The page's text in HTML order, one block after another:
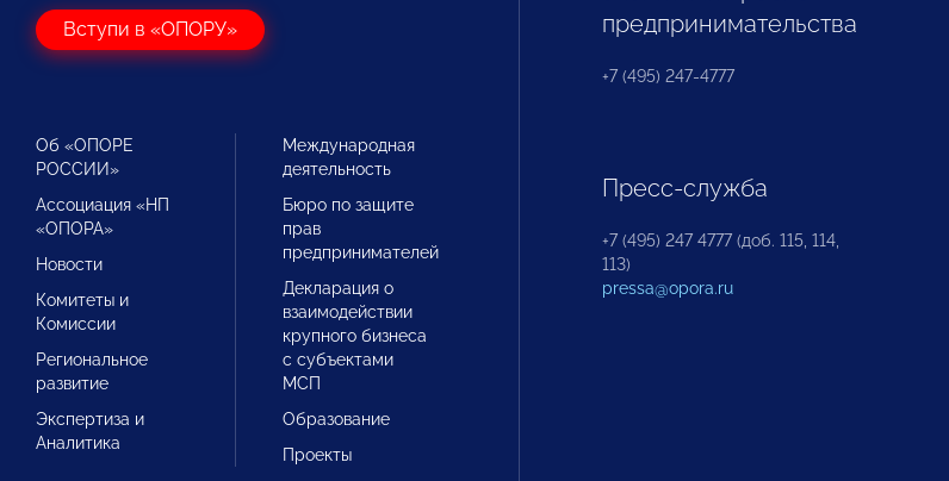
Вступи в «ОПОРУ»
Об «ОПОРЕ
РОССИИ»
Ассоциация «НП
«ОПОРА»
Новости
Комитеты и
Комиссии
Региональное
развитие
Экспертиза и
Аналитика
Международная
деятельность
Бюро по защите
прав
предпринимателей
Декларация о
взаимодействии
крупного бизнеса
с субъектами
МСП
Образование
Проекты
предпринимательства
+7 (495) 247-4777
Пресс-служба
+7 (495) 247 4777 (доб. 115, 114,
113)
pressa@opora.ru